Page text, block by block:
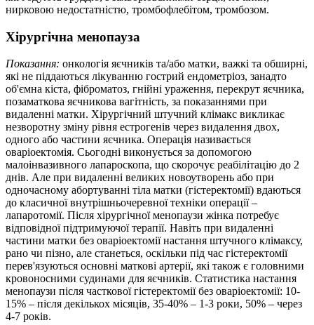
нирковою недостатністю, тромбофлебітом, тромбозом.
Хірургічна менопауза
Показання: онкологія яєчників та/або матки, важкі та обширні,
які не піддаються лікуванню гострий ендометріоз, занадто
об'ємна кіста, фіброматоз, гнійні ураження, перекрут яєчника,
позаматкова яєчникова вагітність, за показаннями при
видаленні матки. Хірургічний штучний клімакс викликає
незворотну зміну рівня естрогенів через видалення двох,
одного або частини яєчника. Операція називається
оваріоектомія. Сьогодні виконується за допомогою
малоінвазивного лапароскопа, що скорочує реабілітацію до 2
днів. Але при видаленні великих новоутворень або при
одночасному абортуванні тіла матки (гістеректомії) вдаються
до класичної внутрішньочеревної техніки операції –
лапаротомії. Після хірургічної менопаузи жінка потребує
відповідної підтримуючої терапії. Навіть при видаленні
частини матки без оваріоектомії настання штучного клімаксу,
рано чи пізно, але станеться, оскільки під час гістеректомії
перев'язуються основні маткові артерії, які також є головними
кровоносними судинами для яєчників. Статистика настання
менопаузи після часткової гістеректомії без оваріоектомії: 10-
15% – після декількох місяців, 35-40% – 1-3 роки, 50% – через
4-7 років.